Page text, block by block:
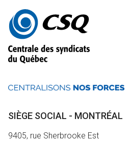
Autres
informations
SIÈGE SOCIAL - MONTRÉAL
9405, rue Sherbrooke Est